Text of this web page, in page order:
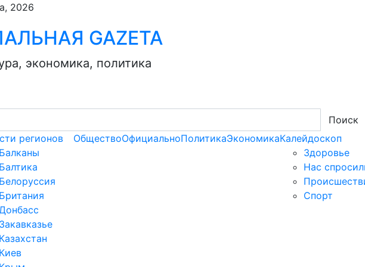
2026
GAZЕТА
экономика, политика
Поиск
регионов
Балканы
Балтика
Белоруссия
Британия
Закавказье
Казахстан
Киев
ОбществоОфициальноПолитикаЭкономикаКалейдоскоп
Здоровье
Нас
Спорт